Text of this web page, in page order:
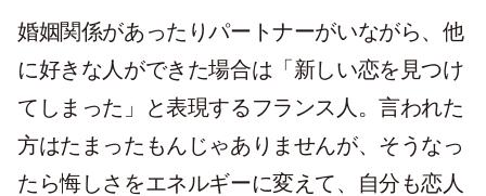
婚姻関係があったりパートナーがいながら、他
に好きな人ができた場合は「新しい恋を見つけ
てしまった」と表現するフランス人。言われた
方はたまったもんじゃありませんが、そうなっ
たら悔しさをエネルギーに変えて、自分も恋人